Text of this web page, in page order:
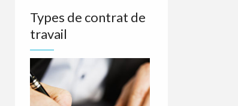
Types de contrat de
travail